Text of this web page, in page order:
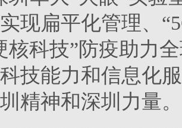
现扁平化管理、
核科技”防疫助力
技能力和信息化
精神和深圳力量。